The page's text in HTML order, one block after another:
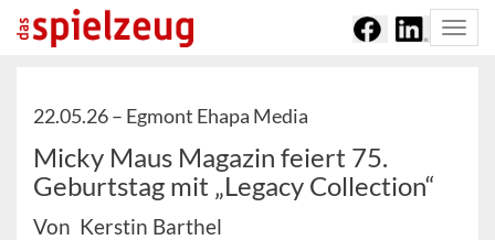
22.05.26 – Egmont Ehapa Media
Micky Maus Magazin feiert 75.
Geburtstag mit „Legacy Collection“
Von Kerstin Barthel